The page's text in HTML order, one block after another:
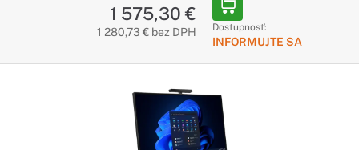
1 575,30 €
1 280,73 € bez DPH Dostupnosť:
INFORMUJTE SA